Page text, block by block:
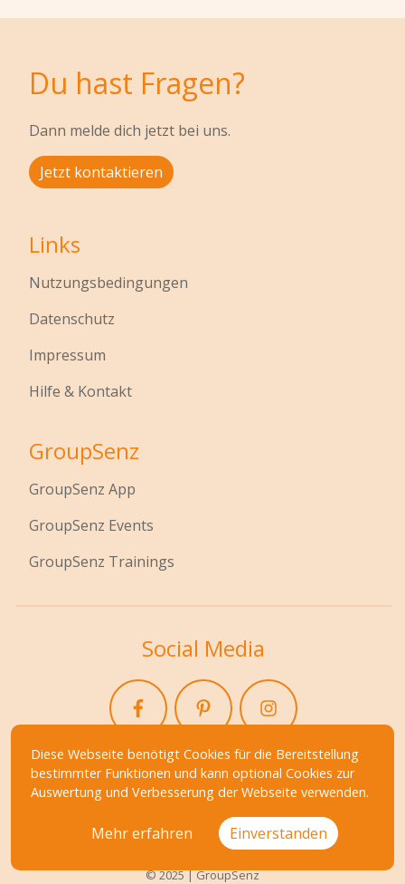
Diese Webseite benötigt Cookies für die Bereitstellung
bestimmter Funktionen und kann optional Cookies zur
Auswertung und Verbesserung der Webseite verwenden.
Mehr erfahren Einverstanden
Du hast Fragen?
Dann melde dich jetzt bei uns.
Jetzt kontaktieren
Links
Nutzungsbedingungen
Datenschutz
Impressum
Hilfe & Kontakt
GroupSenz
GroupSenz App
GroupSenz Events
GroupSenz Trainings
Social Media
© 2025 | GroupSenz